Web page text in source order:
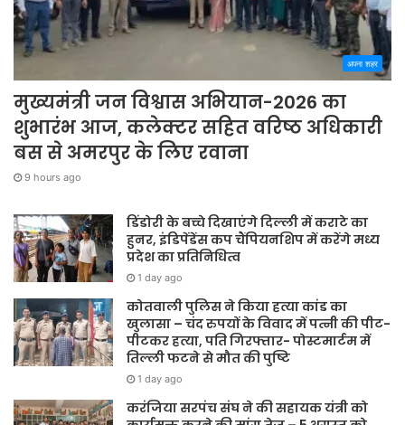
अपना शहर
मुख्यमंत्री जन विश्वास अभियान-2026 का
शुभारंभ आज, कलेक्टर सहित वरिष्ठ अधिकारी
बस से अमरपुर के लिए रवाना
9 hours ago
डिंडोरी के बच्चे दिखाएंगे दिल्ली में कराटे का
हुनर, इंडिपेंडेंस कप चैंपियनशिप में करेंगे मध्य
प्रदेश का प्रतिनिधित्व
1 day ago
कोतवाली पुलिस ने किया हत्या कांड का
खुलासा – चंद रुपयों के विवाद में पत्नी की पीट-
पीटकर हत्या, पति गिरफ्तार- पोस्टमार्टम में
तिल्ली फटने से मौत की पुष्टि
1 day ago
करंजिया सरपंच संघ ने की सहायक यंत्री को